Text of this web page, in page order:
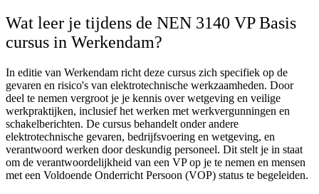
Wat leer je tijdens de NEN 3140 VP Basis
cursus in Werkendam?
In editie van Werkendam richt deze cursus zich specifiek op de
gevaren en risico's van elektrotechnische werkzaamheden. Door
deel te nemen vergroot je je kennis over wetgeving en veilige
werkpraktijken, inclusief het werken met werkvergunningen en
schakelberichten. De cursus behandelt onder andere
elektrotechnische gevaren, bedrijfsvoering en wetgeving, en
verantwoord werken door deskundig personeel. Dit stelt je in staat
om de verantwoordelijkheid van een VP op je te nemen en mensen
met een Voldoende Onderricht Persoon (VOP) status te begeleiden.